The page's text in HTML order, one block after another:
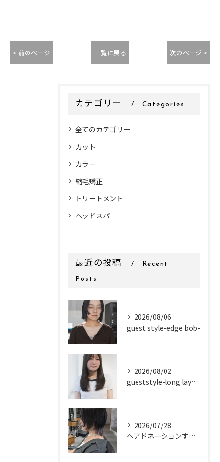
< 前のページ 一覧に戻る 次のページ >
カテゴリー Categories
全てのカテゴリー
カット
カラー
縮毛矯正
トリートメント
ヘッドスパ
最近の投稿 Recent
Posts
2026/08/06
guest style-edge bob-
2026/08/02
gueststyle-long layer-
2026/07/28
ヘアドネーションするお客様✂